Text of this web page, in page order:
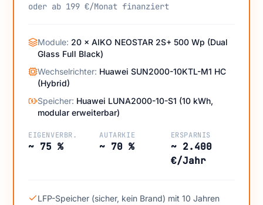
oder ab 199 €/Monat finanziert
Module: 20 × AIKO NEOSTAR 2S+ 500 Wp (Dual
Glass Full Black)
Wechselrichter: Huawei SUN2000-10KTL-M1 HC
(Hybrid)
Speicher: Huawei LUNA2000-10-S1 (10 kWh,
modular erweiterbar)
EIGENVERBR.
~ 75 %
AUTARKIE
~ 70 %
ERSPARNIS
~ 2.400
€/Jahr
LFP-Speicher (sicher, kein Brand) mit 10 Jahren